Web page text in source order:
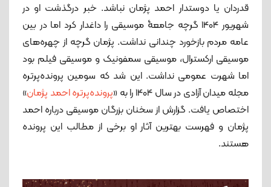
قدردان یا دوستدار احمد پژمان نباشد. خبر درگذشت او در
شهریور 1404 گرچه جامعۀ موسیقی را داغدار کرد اما در بین
عامه مردم بازخورد چندانی نداشت. پژمان گرچه از چهره‌‌های
موسیقی ارکسترال، موسیقی سمفونیک و موسیقی فیلم بود
اما شهرت عمومی نداشت. این شد که سومین پرونده‌پرتره
مجله میدان آزادی در سال 1404 را به «
پرونده‌پرتره احمد پژمان»
اختصاص یافت. گزارش از سخنان بزرگان موسیقی درباره احمد
پژمان و فهرست بهترین آثار او برخی از مطالب این پرونده
هستند.